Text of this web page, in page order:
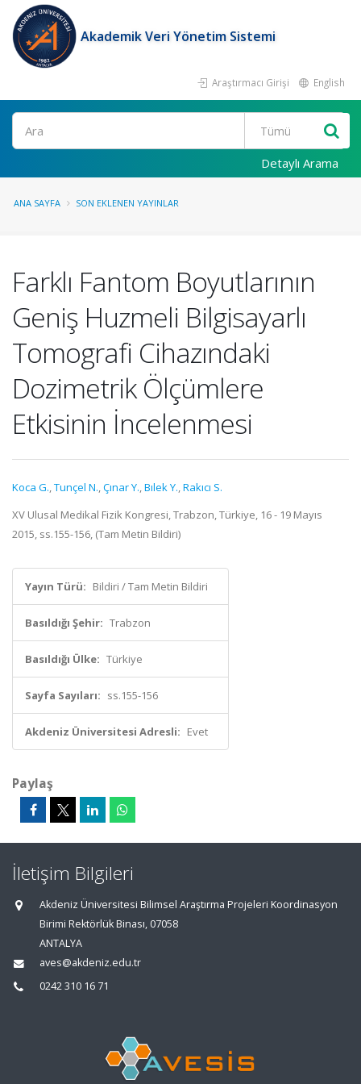
Akademik Veri Yönetim Sistemi
Araştırmacı Girişi English
Ara
Detaylı Arama
ANA SAYFA SON EKLENEN YAYINLAR
Farklı Fantom Boyutlarının
Geniş Huzmeli Bilgisayarlı
Tomografi Cihazındaki
Dozimetrik Ölçümlere
Etkisinin İncelenmesi
Koca G.,Tunçel N.,Çınar Y.,Bılek Y.,Rakıcı S.
XV Ulusal Medikal Fizik Kongresi, Trabzon, Türkiye, 16 - 19 Mayıs
2015, ss.155-156, (Tam Metin Bildiri)
Yayın Türü: Bildiri / Tam Metin Bildiri
Basıldığı Şehir: Trabzon
Basıldığı Ülke: Türkiye
Sayfa Sayıları: ss.155-156
Akdeniz Üniversitesi Adresli: Evet
Paylaş
İletişim Bilgileri
Akdeniz Üniversitesi Bilimsel Araştırma Projeleri Koordinasyon
Birimi Rektörlük Binası, 07058
ANTALYA
aves@akdeniz.edu.tr
0242 310 16 71